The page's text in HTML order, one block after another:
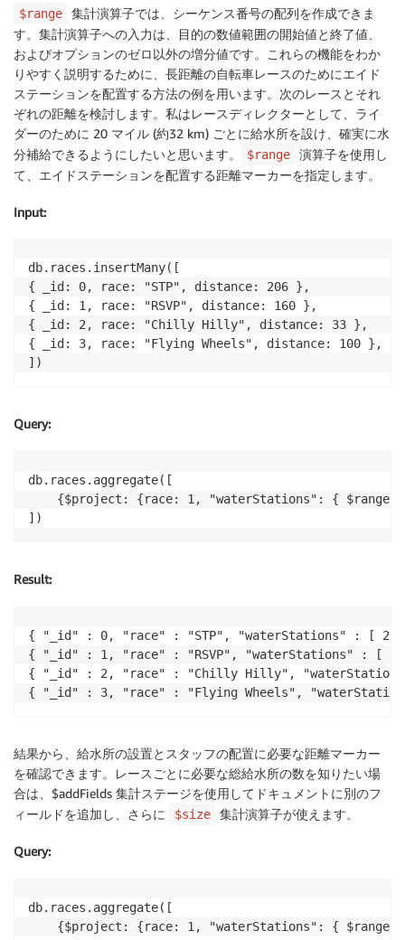
$range
集計演算子では、シーケンス番号の配列を作成できま
す。集計演算子への入力は、目的の数値範囲の開始値と終了値、
およびオプションのゼロ以外の増分値です。これらの機能をわか
りやすく説明するために、長距離の自転車レースのためにエイド
ステーションを配置する方法の例を用います。次のレースとそれ
ぞれの距離を検討します。私はレースディレクターとして、ライ
ダーのために 20 マイル (約32 km) ごとに給水所を設け、確実に水
分補給できるようにしたいと思います。
$range
演算子を使用し
て、エイドステーションを配置する距離マーカーを指定します。
Input:
db.races.insertMany([
{ _id: 0, race: "STP", distance: 206 },
{ _id: 1, race: "RSVP", distance: 160 },
{ _id: 2, race: "Chilly Hilly", distance: 33 },
{ _id: 3, race: "Flying Wheels", distance: 100 },
])
Query:
db.races.aggregate([
])
Result:
{ "_id" : 0, "race" : "STP", "waterStations" : [ 20,
{ "_id" : 1, "race" : "RSVP", "waterStations" : [
{ "_id" : 2, "race" : "Chilly Hilly",
{ "_id" : 3, "race" : "Flying Wheels",
結果から、給水所の設置とスタッフの配置に必要な距離マーカー
を確認できます。レースごとに必要な総給水所の数を知りたい場
合は、$addFields 集計ステージを使用してドキュメントに別のフ
ィールドを追加し、さらに
$size 集計演算子が使えます。
Query:
db.races.aggregate([